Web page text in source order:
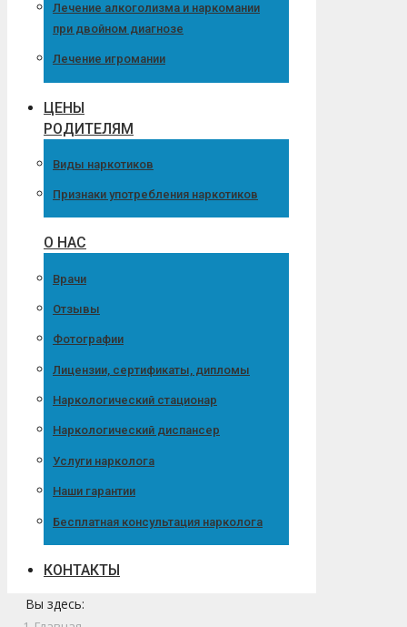
Лечение алкоголизма и наркомании
при двойном диагнозе
Лечение игромании
ЦЕНЫ
РОДИТЕЛЯМ
Виды наркотиков
Признаки употребления наркотиков
О НАС
Врачи
Отзывы
Фотографии
Лицензии, сертификаты, дипломы
Наркологический стационар
Наркологический диспансер
Услуги нарколога
Наши гарантии
Бесплатная консультация нарколога
КОНТАКТЫ
Вы здесь: